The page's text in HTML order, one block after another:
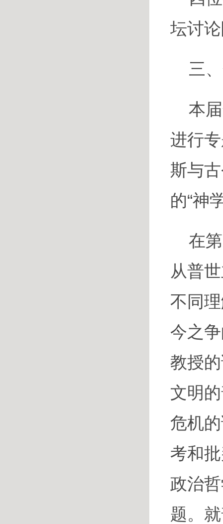
坛讨
三
本
进行
斯与
的“神
在
从普
不同
今之
教授
文明
危机
考和
政治
题。